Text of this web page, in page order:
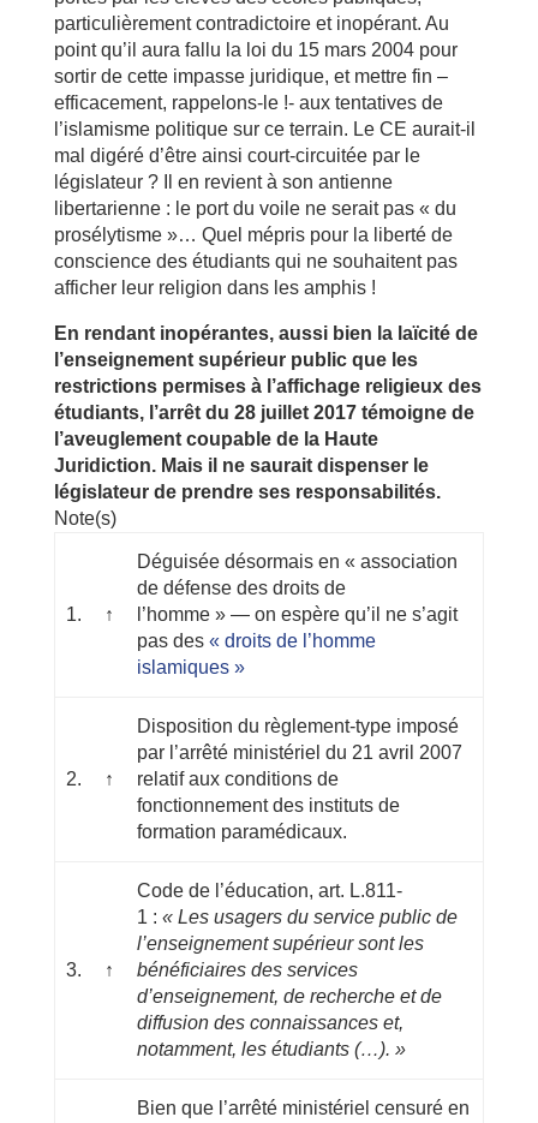
particulièrement contradictoire et inopérant. Au
point qu’il aura fallu la loi du 15 mars 2004 pour
sortir de cette impasse juridique, et mettre fin –
efficacement, rappelons-le !- aux tentatives de
l’islamisme politique sur ce terrain. Le CE aurait-il
mal digéré d’être ainsi court-circuitée par le
législateur ? Il en revient à son antienne
libertarienne : le port du voile ne serait pas « du
prosélytisme »… Quel mépris pour la liberté de
conscience des étudiants qui ne souhaitent pas
afficher leur religion dans les amphis !
En rendant inopérantes, aussi bien la laïcité de
l’enseignement supérieur public que les
restrictions permises à l’affichage religieux des
étudiants, l’arrêt du 28 juillet 2017 témoigne de
l’aveuglement coupable de la Haute
Juridiction. Mais il ne saurait dispenser le
législateur de prendre ses responsabilités.
Note(s)
1. ↑
Déguisée désormais en « association
de défense des droits de
l’homme » — on espère qu’il ne s’agit
pas des« droits de l’homme
islamiques »
2. ↑
Disposition du règlement-type imposé
par l’arrêté ministériel du 21 avril 2007
relatif aux conditions de
fonctionnement des instituts de
formation paramédicaux.
3. ↑
Code de l’éducation, art. L.811-
1 : « Les usagers du service public de
l’enseignement supérieur sont les
bénéficiaires des services
d’enseignement, de recherche et de
diffusion des connaissances et,
notamment, les étudiants (…). »
Bien que l’arrêté ministériel censuré en